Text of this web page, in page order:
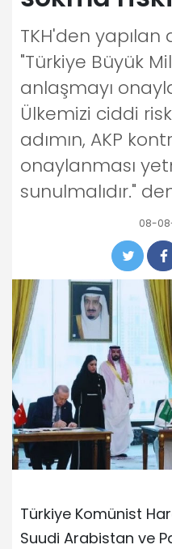
TKH'den yapılan
"Türkiye Büyük
anlaşmayı
Ülkemizi ciddi
adımın, AKP
onaylanması
sunulmalıdır."
08-
Türkiye Komünist
Suudi Arabistan ve